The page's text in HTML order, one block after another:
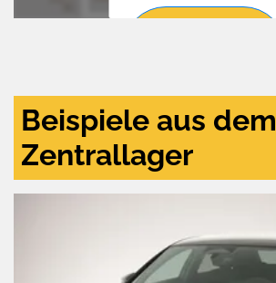
Beispiele aus dem
Zentrallager